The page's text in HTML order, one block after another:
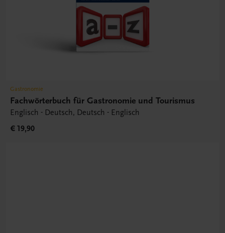
Gastronomie
Fachwörterbuch für Gastronomie und Tourismus
Englisch - Deutsch, Deutsch - Englisch
€ 19,90